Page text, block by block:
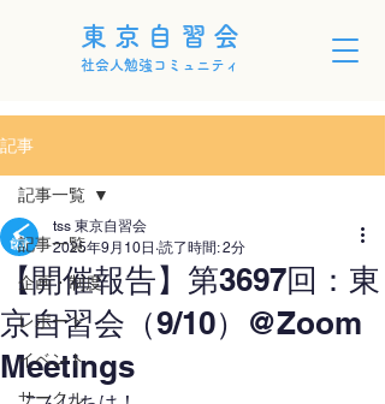
東京自習会
社会人勉強コミュニティ
記事
記事一覧
企画・制度
レポート
イベント
サークル
記事一覧
【開催報告】第3697回：東
京自習会（9/10）@Zoom
Meetings
tss 東京自習会
2025年9月10日 読了時間: 2分